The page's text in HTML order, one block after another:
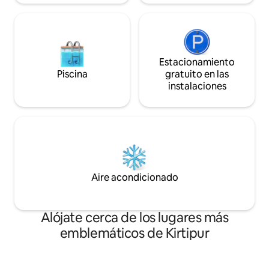
Piscina
Estacionamiento
gratuito en las
instalaciones
Aire acondicionado
Alójate cerca de los lugares más
emblemáticos de Kirtipur